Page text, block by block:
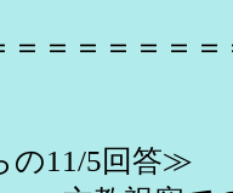
＝＝＝＝＝＝
11/5回答≫